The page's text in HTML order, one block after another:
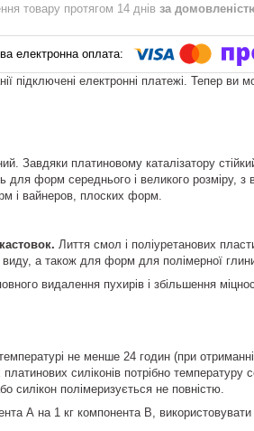
товару протягом 14 днів за
підключені електронні платежі. Тепер ви
Завдяки платиновому каталізатору
форм середнього і великого розміру, з
і вайнеров, плоских форм.
Лиття смол і поліуретанових
а також для форм для полімерної
видалення пухирів і збільшення
не менше 24 годин (при
платинових силіконів потрібно
силікон полімеризується не повністю.
А на 1 кг компонента В,